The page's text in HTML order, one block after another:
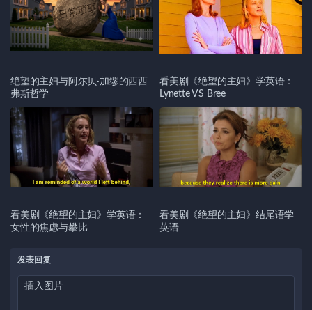
绝望的主妇与阿尔贝·加缪的西西
弗斯哲学
看美剧《绝望的主妇》学英语：
Lynette VS Bree
看美剧《绝望的主妇》学英语：
女性的焦虑与攀比
看美剧《绝望的主妇》结尾语学
英语
发表回复
插入图片